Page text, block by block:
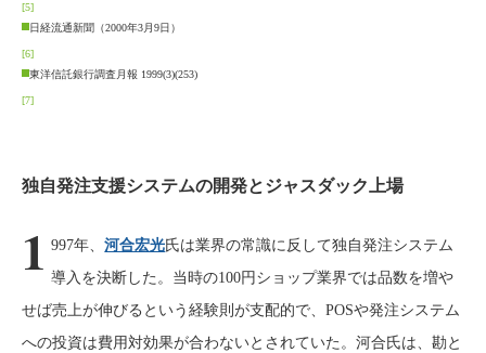
[5]
日経流通新聞（2000年3月9日）
[6]
東洋信託銀行調査月報 1999(3)(253)
[7]
独自発注支援システムの開発とジャスダック上場
1 997年、河合宏光氏は業界の常識に反して独自発注システム
導入を決断した。当時の100円ショップ業界では品数を増や
せば売上が伸びるという経験則が支配的で、POSや発注システム
への投資は費用対効果が合わないとされていた。河合氏は、勘と